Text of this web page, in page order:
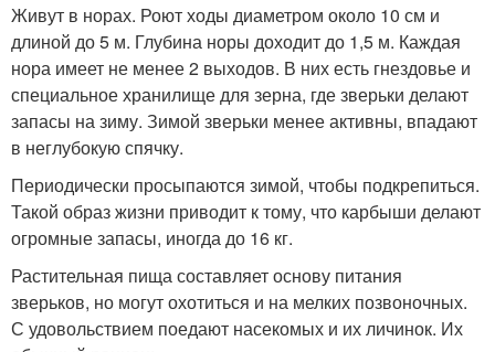
Живут в норах. Роют ходы диаметром около 10 см и
длиной до 5 м. Глубина норы доходит до 1,5 м. Каждая
нора имеет не менее 2 выходов. В них есть гнездовье и
специальное хранилище для зерна, где зверьки делают
запасы на зиму. Зимой зверьки менее активны, впадают
в неглубокую спячку.
Периодически просыпаются зимой, чтобы подкрепиться.
Такой образ жизни приводит к тому, что карбыши делают
огромные запасы, иногда до 16 кг.
Растительная пища составляет основу питания
зверьков, но могут охотиться и на мелких позвоночных.
С удовольствием поедают насекомых и их личинок. Их